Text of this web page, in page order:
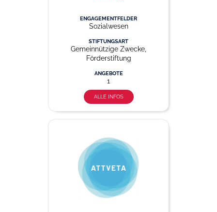
ENGAGEMENTFELDER
Sozialwesen
STIFTUNGSART
Gemeinnützige Zwecke,
Förderstiftung
ANGEBOTE
1
ALLE INFOS